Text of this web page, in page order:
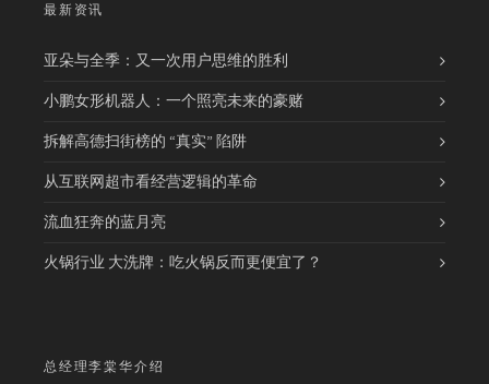
最新资讯
亚朵与全季：又一次用户思维的胜利
小鹏女形机器人：一个照亮未来的豪赌
拆解高德扫街榜的 “真实” 陷阱
从互联网超市看经营逻辑的革命
流血狂奔的蓝月亮
火锅行业 大洗牌：吃火锅反而更便宜了？
总经理李棠华介绍